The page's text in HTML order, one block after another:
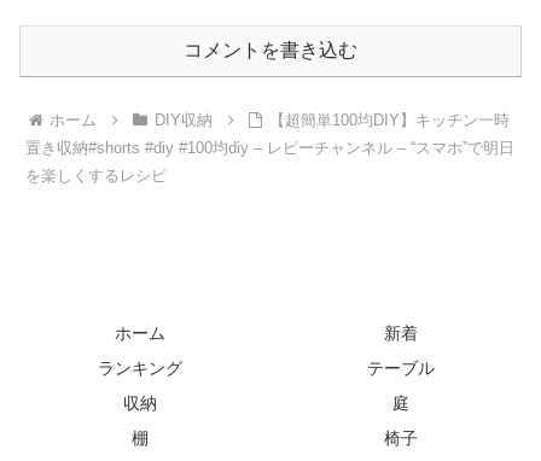
コメントを書き込む
ホーム DIY収納
【超簡単100均DIY】キッチン一時
置き収納#shorts #diy #100均diy – レピーチャンネル – “スマホ”で明日
を楽しくするレシピ
ホーム
新着
ランキング
テーブル
収納
庭
棚
椅子